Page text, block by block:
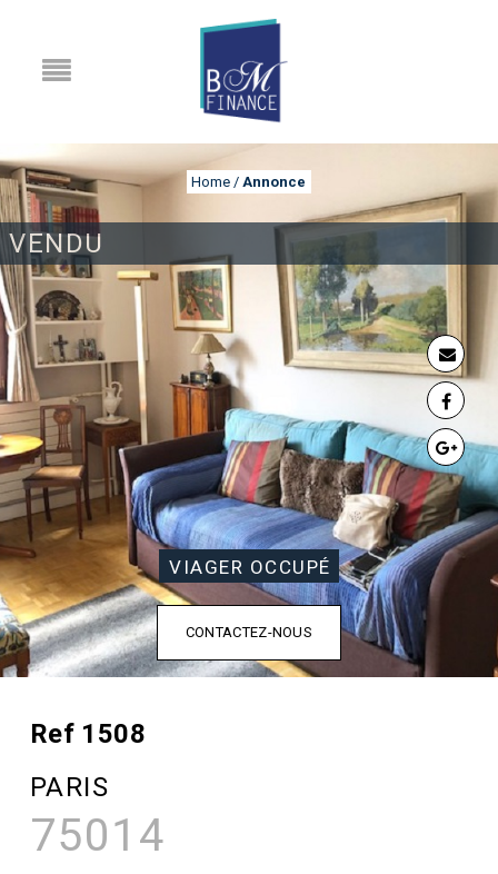
VENDU
Home / Annonce
ANNONCE
VIAGER OCCUPÉ
CONTACTEZ-NOUS
Ref 1508
PARIS
75014